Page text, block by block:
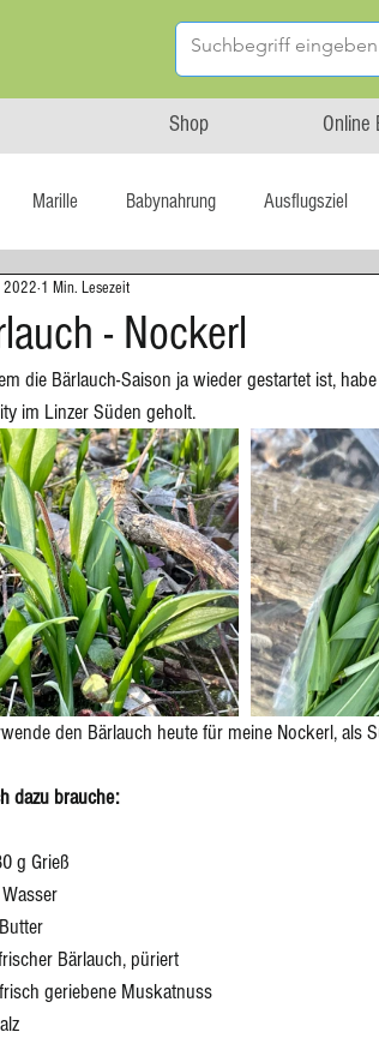
Shop Online
Marille Babynahrung Ausflugsziel
HERZGENUSS
Blog Regional statt global Startup
Dessert Blätterteig Blechkuchen
Dessert Komponenten Eingelegtes,
Fisch
- Nockerl
2022 1 Min. Lesezeit
die Bärlauch-Saison ja wieder gestartet ist,
im Linzer Süden geholt.
den Bärlauch heute für meine Nockerl, als
dazu brauche:
g Grieß
Bärlauch, püriert
geriebene Muskatnuss